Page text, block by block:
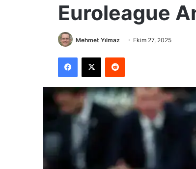
Euroleague
Mehmet Yılmaz Ekim 27, 2025
Facebook
X Reddit